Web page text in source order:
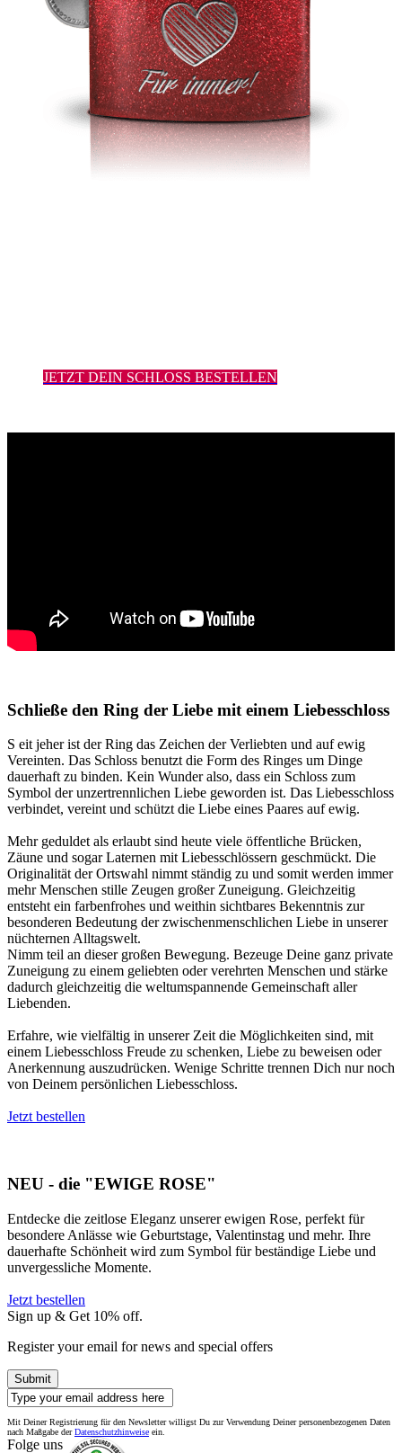
JETZT DEIN SCHLOSS BESTELLEN
Schließe den Ring der Liebe mit einem Liebesschloss
S eit jeher ist der Ring das Zeichen der Verliebten und auf ewig
Vereinten. Das Schloss benutzt die Form des Ringes um Dinge
dauerhaft zu binden. Kein Wunder also, dass ein Schloss zum
Symbol der unzertrennlichen Liebe geworden ist. Das Liebesschloss
verbindet, vereint und schützt die Liebe eines Paares auf ewig.
Mehr geduldet als erlaubt sind heute viele öffentliche Brücken,
Zäune und sogar Laternen mit Liebesschlössern geschmückt. Die
Originalität der Ortswahl nimmt ständig zu und somit werden immer
mehr Menschen stille Zeugen großer Zuneigung. Gleichzeitig
entsteht ein farbenfrohes und weithin sichtbares Bekenntnis zur
besonderen Bedeutung der zwischenmenschlichen Liebe in unserer
nüchternen Alltagswelt.
Nimm teil an dieser großen Bewegung. Bezeuge Deine ganz private
Zuneigung zu einem geliebten oder verehrten Menschen und stärke
dadurch gleichzeitig die weltumspannende Gemeinschaft aller
Liebenden.
Erfahre, wie vielfältig in unserer Zeit die Möglichkeiten sind, mit
einem Liebesschloss Freude zu schenken, Liebe zu beweisen oder
Anerkennung auszudrücken. Wenige Schritte trennen Dich nur noch
von Deinem persönlichen Liebesschloss.
Jetzt bestellen
NEU - die "EWIGE ROSE"
Entdecke die zeitlose Eleganz unserer ewigen Rose, perfekt für
besondere Anlässe wie Geburtstage, Valentinstag und mehr. Ihre
dauerhafte Schönheit wird zum Symbol für beständige Liebe und
unvergessliche Momente.
Jetzt bestellen
Sign up & Get 10% off.
Register your email for news and special offers
Submit
Mit Deiner Registrierung für den Newsletter willigst Du zur Verwendung Deiner personenbezogenen Daten
nach Maßgabe derDatenschutzhinweise ein.
Folge uns